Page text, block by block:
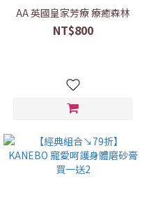
AA 英國皇家芳療 療癒森林
NT$800